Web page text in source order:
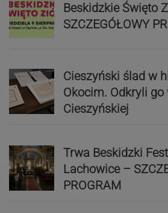
Beskidzkie Święto
SZCZEGÓŁOWY
Cieszyński ślad w
Okocim. Odkryli
Cieszyńskiej
Trwa Beskidzki
Lachowice –
PROGRAM